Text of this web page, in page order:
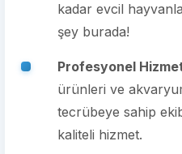
kadar evcil
şey burada!
Profesyonel
ürünleri ve
tecrübeye sahip
kaliteli hizmet.